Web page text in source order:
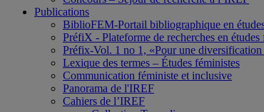
Publications
BiblioFEM-Portail bibliographique en
PréfiX - Plateforme de recherches en
Préfix-Vol. 1 no 1, «Pour une diversification
Lexique des termes – Études féministes
Communication féministe et inclusive
Panorama de l'IREF
Cahiers de l’IREF